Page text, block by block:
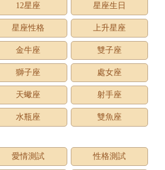
12星座 星座生日
星座性格 上升星座
金牛座 雙子座
獅子座 處女座
天蠍座 射手座
水瓶座 雙魚座
愛情測試 性格測試